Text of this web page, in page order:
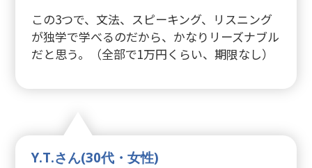
この3つで、文法、スピーキング、リスニング
が独学で学べるのだから、かなりリーズナブル
だと思う。（全部で1万円くらい、期限なし）
Y.T.さん(30代・女性)